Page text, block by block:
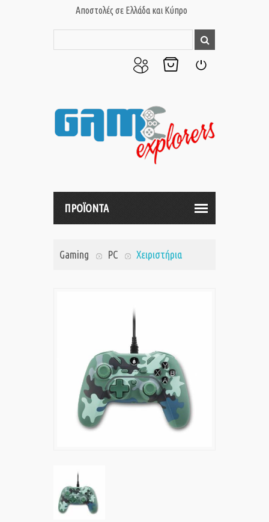
Αποστολές σε Ελλάδα και Κύπρο
μου
ΠΡΟΪΟΝΤΑ
Gaming PC Χειριστήρια